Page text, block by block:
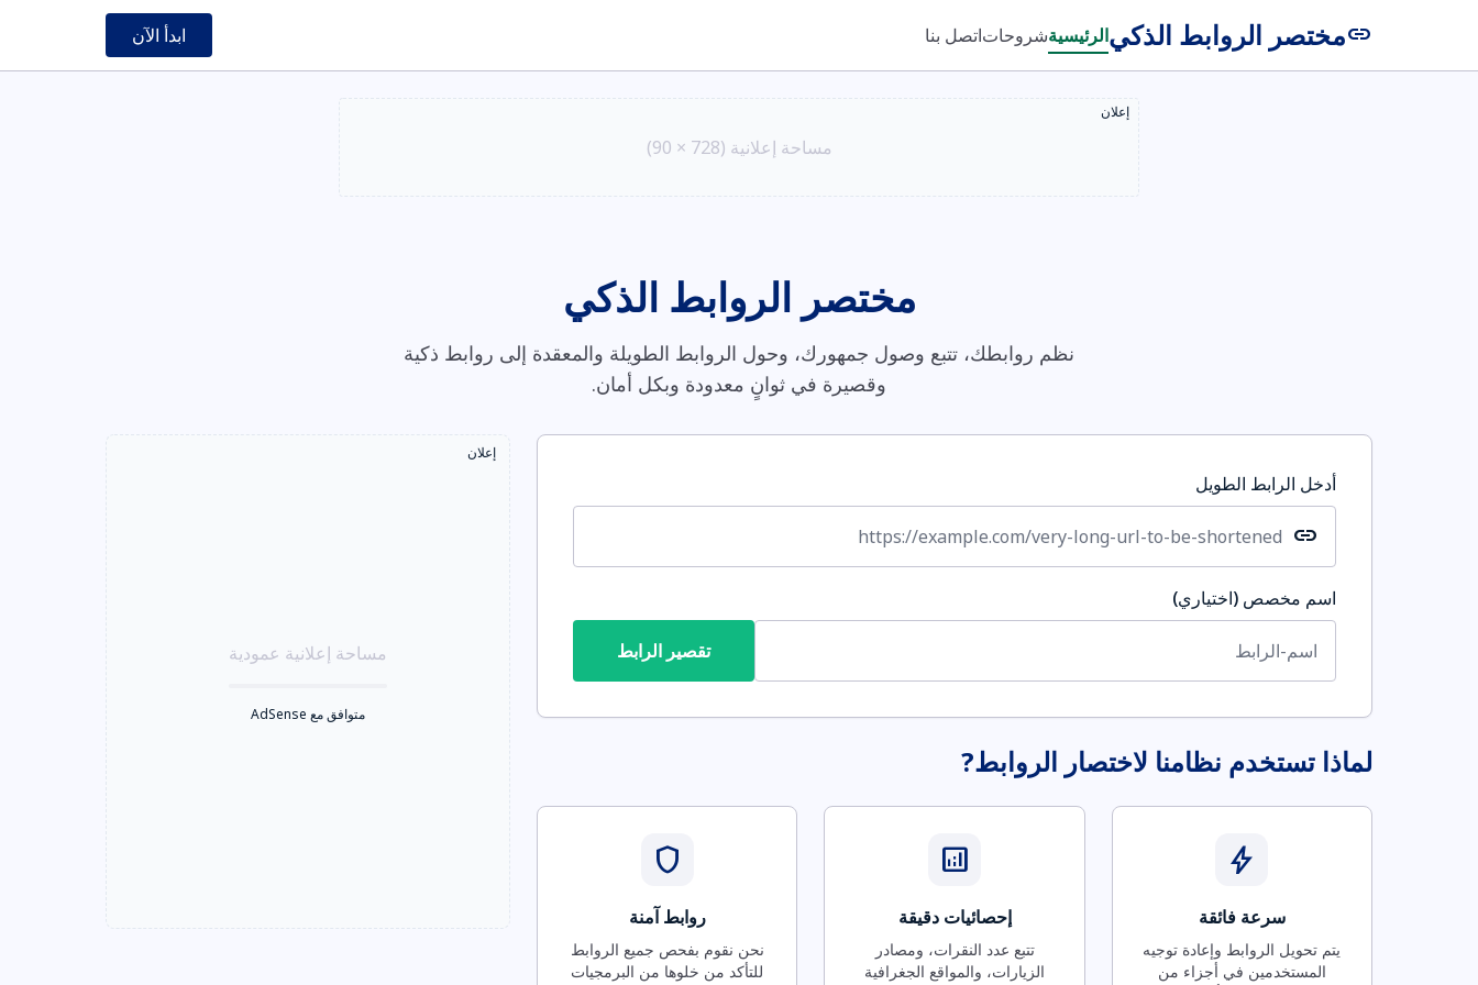
linkمختصر الروابط الذكيالرئيسيةشروحاتاتصل بنا ابدأ الآن
إعلان
مساحة إعلانية (728 × 90)
مختصر الروابط الذكي
نظم روابطك، تتبع وصول جمهورك، وحول الروابط الطويلة والمعقدة إلى روابط ذكية
وقصيرة في ثوانٍ معدودة وبكل أمان.
أدخل الرابط الطويل
link
اسم مخصص (اختياري)
تقصير الرابط
لماذا تستخدم نظامنا لاختصار الروابط?
bolt
سرعة فائقة
يتم تحويل الروابط وإعادة توجيه
المستخدمين في أجزاء من
analytics
إحصائيات دقيقة
تتبع عدد النقرات، ومصادر
الزيارات، والمواقع الجغرافية
shield
روابط آمنة
نحن نقوم بفحص جميع الروابط
للتأكد من خلوها من البرمجيات
إعلان
مساحة إعلانية عمودية
متوافق مع AdSense